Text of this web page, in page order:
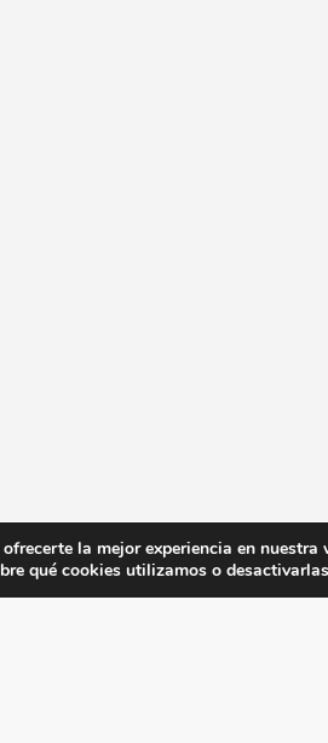
la mejor experiencia en nuestra
qué cookies utilizamos o